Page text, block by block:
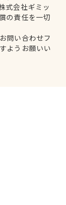
式会社ギミッ
の責任を一切
問い合わせフ
ようお願いい